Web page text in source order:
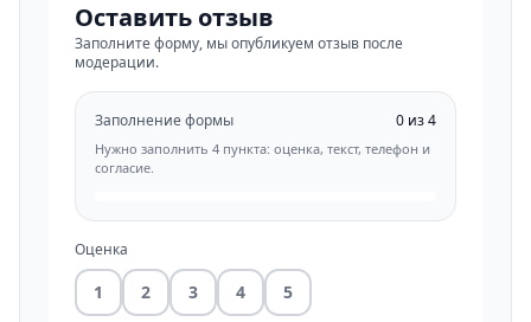
Оставить отзыв
Заполните форму, мы опубликуем отзыв после
модерации.
Заполнение формы 0 из 4
Нужно заполнить 4 пункта: оценка, текст, телефон и
согласие.
Оценка
1 2 3 4 5